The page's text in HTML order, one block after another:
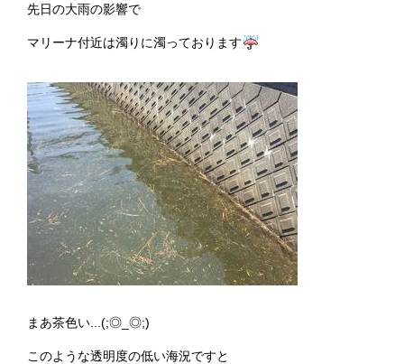
先日の大雨の影響で
マリーナ付近は濁りに濁っております
まあ茶色い...(;◎_◎;)
このような透明度の低い海況ですと